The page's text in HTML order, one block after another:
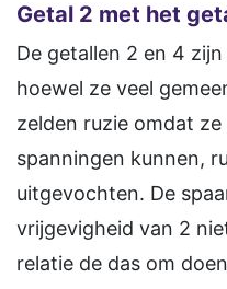
Getal 2 met het
De getallen 2 en 4
hoewel ze veel
zelden ruzie omdat
spanningen kunnen,
uitgevochten. De
vrijgevigheid van 2
relatie de das om